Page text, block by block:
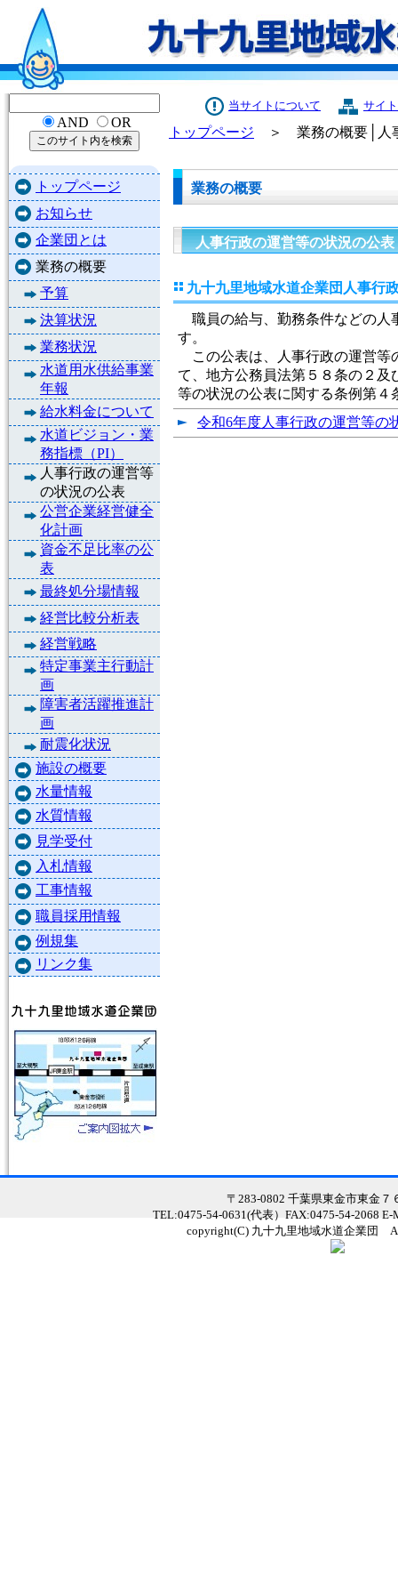
AND OR
トップページ
お知らせ
企業団とは
業務の概要
予算
決算状況
業務状況
水道用水供給事業
年報
給水料金について
水道ビジョン・業
務指標（PI）
人事行政の運営等
の状況の公表
公営企業経営健全
化計画
資金不足比率の公
表
最終処分場情報
経営比較分析表
経営戦略
特定事業主行動計
画
障害者活躍推進計
画
耐震化状況
施設の概要
水量情報
水質情報
見学受付
入札情報
工事情報
職員採用情報
例規集
リンク集
当サイトについて サイ
トップページ ＞ 業務の概要│人
業務の概要
人事行政の運営等の状況の公表
九十九里地域水道企業団人事行
職員の給与、勤務条件などの人
す。
この公表は、人事行政の運営等
て、地方公務員法第５８条の２
等の状況の公表に関する条例第
令和6年度人事行政の運営等の
〒283-0802 千葉県東金市東金７
TEL:0475-54-0631(代表）FAX:0475-54-2068
copyright(C) 九十九里地域水道企業団